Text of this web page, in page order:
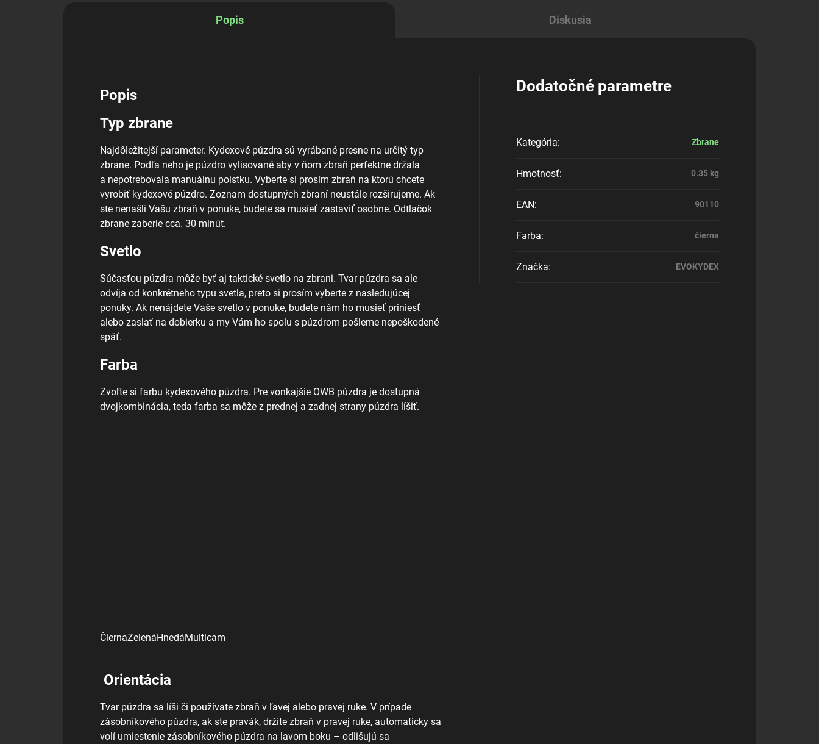
Popis Diskusia
Popis
Typ zbrane
Najdôležitejší parameter. Kydexové púzdra sú vyrábané presne na určitý typ
zbrane. Podľa neho je púzdro vylisované aby v ňom zbraň perfektne držala
a nepotrebovala manuálnu poistku. Vyberte si prosím zbraň na ktorú chcete
vyrobiť kydexové púzdro. Zoznam dostupných zbraní neustále rozširujeme. Ak
ste nenašli Vašu zbraň v ponuke, budete sa musieť zastaviť osobne. Odtlačok
zbrane zaberie cca. 30 minút.
Svetlo
Súčasťou púzdra môže byť aj taktické svetlo na zbrani. Tvar púzdra sa ale
odvíja od konkrétneho typu svetla, preto si prosím vyberte z nasledujúcej
ponuky. Ak nenájdete Vaše svetlo v ponuke, budete nám ho musieť priniesť
alebo zaslať na dobierku a my Vám ho spolu s púzdrom pošleme nepoškodené
späť.
Farba
Zvoľte si farbu kydexového púzdra. Pre vonkajšie OWB púzdra je dostupná
dvojkombinácia, teda farba sa môže z prednej a zadnej strany púzdra líšiť.
ČiernaZelenáHnedáMulticam
Orientácia
Tvar púzdra sa líši či používate zbraň v ľavej alebo pravej ruke. V prípade
zásobníkového púzdra, ak ste pravák, držíte zbraň v pravej ruke, automaticky sa
volí umiestenie zásobníkového púzdra na lavom boku – odlišujú sa
Dodatočné parametre
Kategória: Zbrane
Hmotnosť: 0.35 kg
EAN: 90110
Farba: čierna
Značka: EVOKYDEX